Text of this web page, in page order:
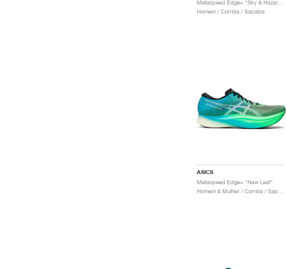
Homem / Corrida / Sapatos
ASICS
Metaspeed Edge+ "New Leaf"